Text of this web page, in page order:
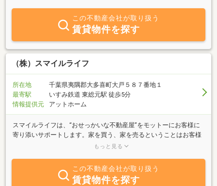
工、リフォーム・小さい物から大きい物までどの様なご注文も請け
この不動産会社が取り扱う
賃貸物件を探す
（株）スマイルライフ
所在地
千葉県夷隅郡大多喜町大戸５８７番地１
最寄駅
いすみ鉄道 東総元駅 徒歩5分
情報提供元
アットホーム
スマイルライフは、“おせっかいな不動産屋”をモットーにお客様に
寄り添いサポートします。家を買う、家を売るということはお客様
の人生において幾度とない大きな決断です。売主様にとって大切な
します。買主様にはご購入までの不安要素を解決し、ご購入後のリ
フォームや生活関連でもサポートさせて頂きます。
もっと見る
この不動産会社が取り扱う
賃貸物件を探す